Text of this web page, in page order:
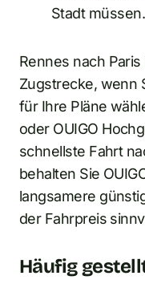
Stadt müssen.
Rennes nach
Zugstrecke, wenn
für Ihre Pläne
oder OUIGO
schnellste Fahrt
behalten Sie
langsamere
der Fahrpreis
Häufig